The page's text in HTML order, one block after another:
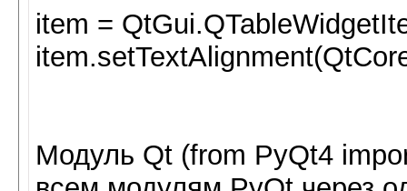
item =
Модуль Qt (from PyQt4